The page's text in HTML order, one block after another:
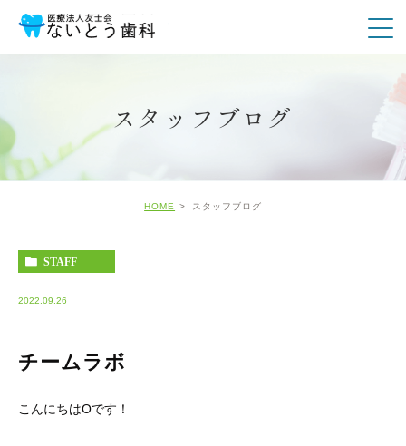
スタッフブログ
HOME スタッフブログ
STAFF
2022.09.26
チームラボ
こんにちはOです！